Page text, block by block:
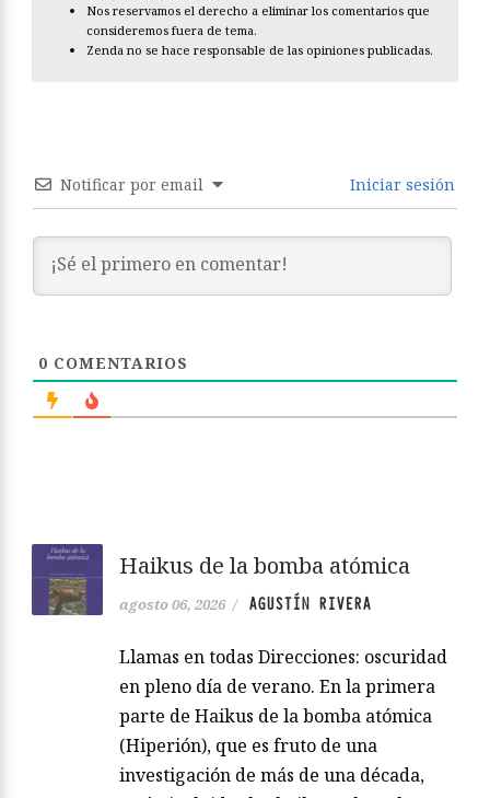
Nos reservamos el derecho a eliminar los comentarios que
consideremos fuera de tema.
Zenda no se hace responsable de las opiniones publicadas.
Notificar por email Iniciar sesión
0 COMENTARIOS
Haikus de la bomba atómica
agosto 06, 2026 / AGUSTÍN RIVERA
Llamas en todas Direcciones: oscuridad
en pleno día de verano. En la primera
parte de Haikus de la bomba atómica
(Hiperión), que es fruto de una
investigación de más de una década,